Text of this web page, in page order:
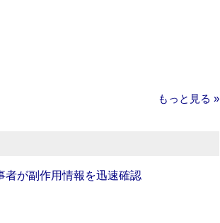
もっと見る »
者が副作用情報を迅速確認